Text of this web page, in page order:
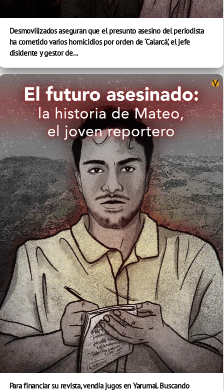
Desmovilizados aseguran que el presunto asesino del periodista
ha cometido varios homicidios por orden de ‘Calarcá’, el jefe
disidente y gestor de...
Para financiar su revista, vendía jugos en Yarumal. Buscando